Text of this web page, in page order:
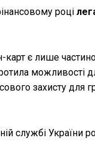
році
є лише
можливості
захисту
службі України